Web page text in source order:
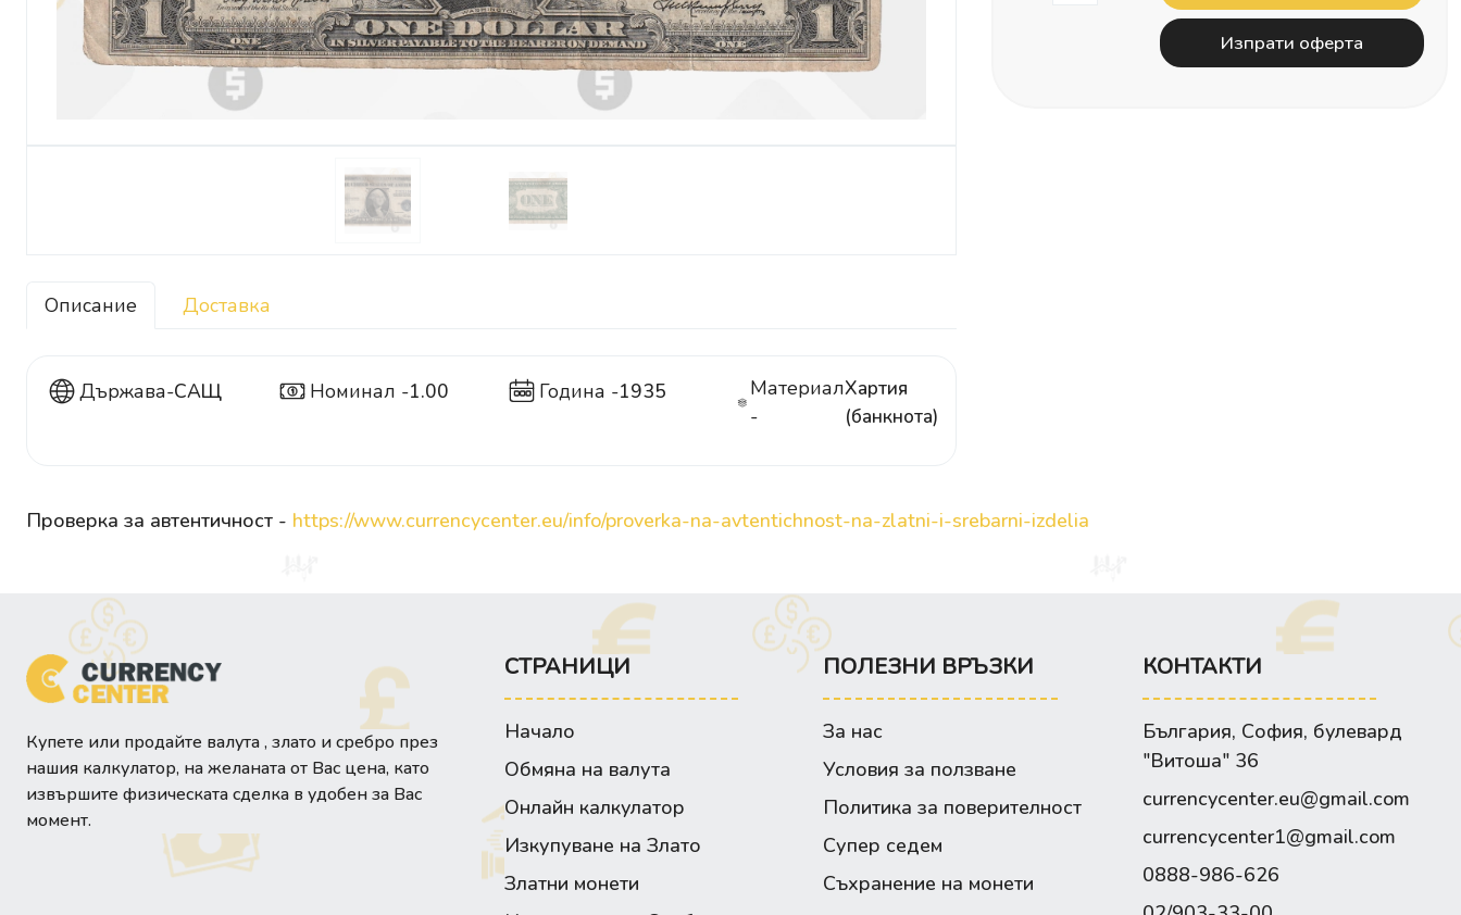
Изпрати оферта
Описание Доставка
Държава-САЩ 1 Номинал -1.00 Година -1935
Материал
-
Хартия
(банкнота)
Проверка за автентичност - https://www.currencycenter.eu/info/proverka-na-avtentichnost-na-zlatni-i-srebarni-izdelia
Купете или продайте валута , злато и сребро през
нашия калкулатор, на желаната от Вас цена, като
извършите физическата сделка в удобен за Вас
момент.
СТРАНИЦИ
Начало
Обмяна на валута
Онлайн калкулатор
Изкупуване на Злато
Златни монети
ПОЛЕЗНИ ВРЪЗКИ
За нас
Условия за ползване
Политика за поверителност
Супер седем
Съхранение на монети
КОНТАКТИ
България, София, булевард
"Витоша" 36
currencycenter.eu@gmail.com
currencycenter1@gmail.com
0888-986-626